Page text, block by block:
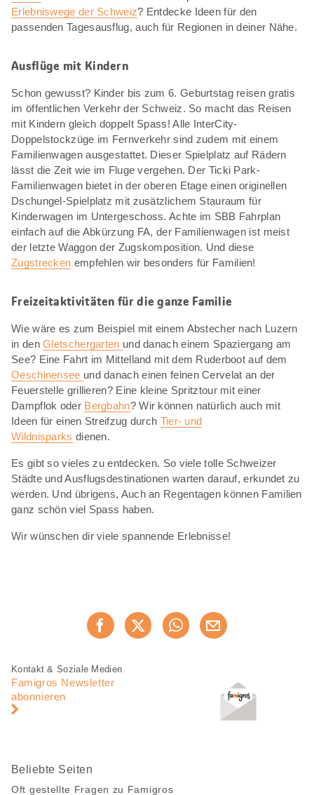
Erlebniswege der Schweiz? Entdecke Ideen für den
passenden Tagesausflug, auch für Regionen in deiner Nähe.
Ausflüge mit Kindern
Schon gewusst? Kinder bis zum 6. Geburtstag reisen gratis
im öffentlichen Verkehr der Schweiz. So macht das Reisen
mit Kindern gleich doppelt Spass! Alle InterCity-
Doppelstockzüge im Fernverkehr sind zudem mit einem
Familienwagen ausgestattet. Dieser Spielplatz auf Rädern
lässt die Zeit wie im Fluge vergehen. Der Ticki Park-
Familienwagen bietet in der oberen Etage einen originellen
Dschungel-Spielplatz mit zusätzlichem Stauraum für
Kinderwagen im Untergeschoss. Achte im SBB Fahrplan
einfach auf die Abkürzung FA, der Familienwagen ist meist
der letzte Waggon der Zugskomposition. Und diese
Zugstrecken empfehlen wir besonders für Familien!
Freizeitaktivitäten für die ganze Familie
Wie wäre es zum Beispiel mit einem Abstecher nach Luzern
in denGletschergarten und danach einem Spaziergang am
See? Eine Fahrt im Mittelland mit dem Ruderboot auf dem
Oeschinensee und danach einen feinen Cervelat an der
Feuerstelle grillieren? Eine kleine Spritztour mit einer
Dampflok oder Bergbahn? Wir können natürlich auch mit
Ideen für einen Streifzug durch Tier- und
Wildnisparks dienen.
Es gibt so vieles zu entdecken. So viele tolle Schweizer
Städte und Ausflugsdestinationen warten darauf, erkundet zu
werden. Und übrigens, Auch an Regentagen können Familien
ganz schön viel Spass haben.
Wir wünschen dir viele spannende Erlebnisse!
Jetzt weiterempfehlen
Fusszeile
Fusszeile
Navigation
Kontakt & Soziale Medien
Famigros Newsletter
abonnieren
Beliebte Seiten
Oft gestellte Fragen zu Famigros